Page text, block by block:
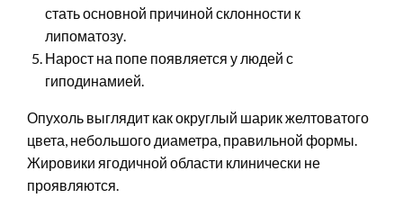
стать основной причиной склонности к
липоматозу.
Нарост на попе появляется у людей с
гиподинамией.
Опухоль выглядит как округлый шарик желтоватого
цвета, небольшого диаметра, правильной формы.
Жировики ягодичной области клинически не
проявляются.